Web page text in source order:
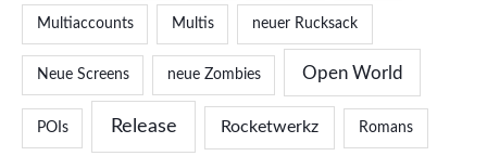
Multiaccounts Multis neuer Rucksack
Neue Screens neue Zombies Open World
POIs Release Rocketwerkz Romans